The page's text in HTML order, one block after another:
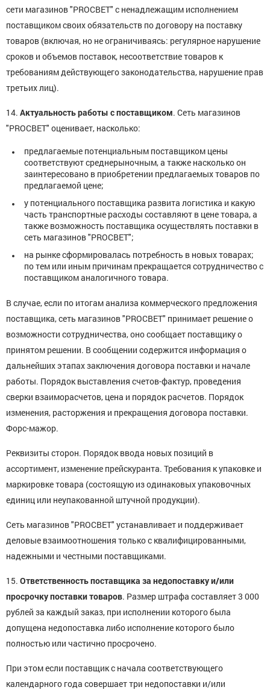
сети магазинов "PROСВЕТ" с ненадлежащим исполнением
поставщиком своих обязательств по договору на поставку
товаров (включая, но не ограничиваясь: регулярное нарушение
сроков и объемов поставок, несоответствие товаров к
требованиям действующего законодательства, нарушение прав
третьих лиц).
14. Актуальность работы с поставщиком. Сеть магазинов
"PROСВЕТ" оценивает, насколько:
предлагаемые потенциальным поставщиком цены
соответствуют среднерыночным, а также насколько он
заинтересовано в приобретении предлагаемых товаров по
предлагаемой цене;
у потенциального поставщика развита логистика и какую
часть транспортные расходы составляют в цене товара, а
также возможность поставщика осуществлять поставки в
сеть магазинов "PROСВЕТ";
на рынке сформировалась потребность в новых товарах;
по тем или иным причинам прекращается сотрудничество с
поставщиком аналогичного товара.
В случае, если по итогам анализа коммерческого предложения
поставщика, сеть магазинов "PROСВЕТ" принимает решение о
возможности сотрудничества, оно сообщает поставщику о
принятом решении. В сообщении содержится информация о
дальнейших этапах заключения договора поставки и начале
работы. Порядок выставления счетов-фактур, проведения
сверки взаиморасчетов, цена и порядок расчетов. Порядок
изменения, расторжения и прекращения договора поставки.
Форс-мажор.
Реквизиты сторон. Порядок ввода новых позиций в
ассортимент, изменение прейскуранта. Требования к упаковке и
маркировке товара (состоящую из одинаковых упаковочных
единиц или неупакованной штучной продукции).
Сеть магазинов "PROСВЕТ" устанавливает и поддерживает
деловые взаимоотношения только с квалифицированными,
надежными и честными поставщиками.
15. Ответственность поставщика за недопоставку и/или
просрочку поставки товаров. Размер штрафа составляет 3 000
рублей за каждый заказ, при исполнении которого была
допущена недопоставка либо исполнение которого было
полностью или частично просрочено.
При этом если поставщик с начала соответствующего
календарного года совершает три недопоставки и/или